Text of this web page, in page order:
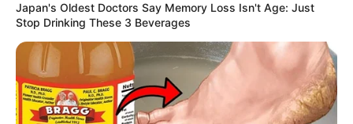
Japan's Oldest Doctors Say Memory Loss Isn't Age: Just
Stop Drinking These 3 Beverages